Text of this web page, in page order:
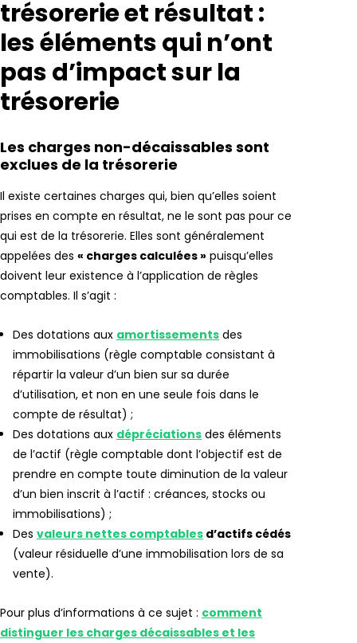
trésorerie et résultat :
les éléments qui n’ont
pas d’impact sur la
trésorerie
Les charges non-décaissables sont
exclues de la trésorerie
Il existe certaines charges qui, bien qu’elles soient
prises en compte en résultat, ne le sont pas pour ce
qui est de la trésorerie. Elles sont généralement
appelées des « charges calculées » puisqu’elles
doivent leur existence à l’application de règles
comptables. Il s’agit :
Des dotations aux amortissements des
immobilisations (règle comptable consistant à
répartir la valeur d’un bien sur sa durée
d’utilisation, et non en une seule fois dans le
compte de résultat) ;
Des dotations aux dépréciations des éléments
de l’actif (règle comptable dont l’objectif est de
prendre en compte toute diminution de la valeur
d’un bien inscrit à l’actif : créances, stocks ou
immobilisations) ;
Des valeurs nettes comptables d’actifs cédés
(valeur résiduelle d’une immobilisation lors de sa
vente).
Pour plus d’informations à ce sujet : comment
distinguer les charges décaissables et les